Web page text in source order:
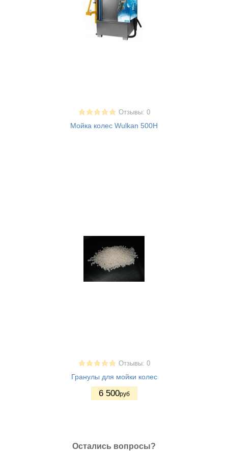
Отзывы: 0
Мойка колес Wulkan 500H
Отзывы: 0
Гранулы для мойки колес
6 500руб
Остались вопросы?